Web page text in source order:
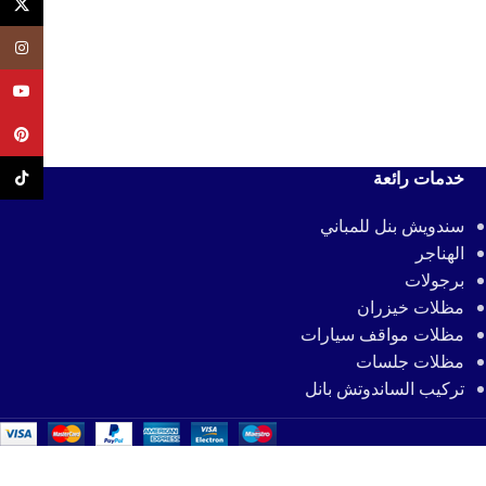
خدمات رائعة
سندويش بنل للمباني
الهناجر
برجولات
مظلات خيزران
مظلات مواقف سيارات
مظلات جلسات
تركيب الساندوتش بانل